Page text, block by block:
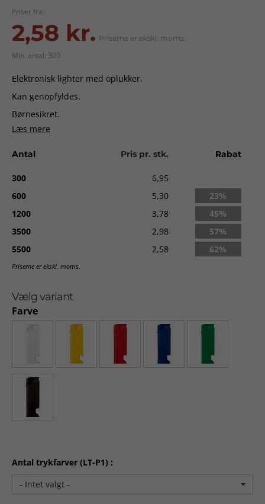
Priser fra:
2,58 kr. Priserne er ekskl. moms.
Min. antal: 300
Elektronisk lighter med oplukker.
Kan genopfyldes.
Børnesikret.
Max trykareal:
Levering:
ca. 3-4 uger fra godkendt ordre.
Læs mere
Antal Pris pr. stk. Rabat
300
6,95
600
5,30
23%
1200
3,78
45%
3500
2,98
57%
5500
2,58 62%
Priserne er ekskl. moms.
Vælg variant
Farve
Antal trykfarver (LT-P1) :
- Intet valgt -